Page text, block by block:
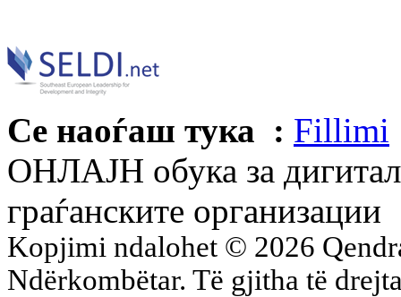
Се наоѓаш тука : Fillimi
ОНЛАЈН обука за
граѓанските организации
Kopjimi ndalohet © 2026
Ndërkombëtar. Të gjitha të